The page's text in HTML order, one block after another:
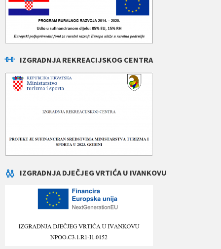
IZGRADNJA REKREACIJSKOG CENTRA
IZGRADNJA DJEČJEG VRTIĆA U IVANKOVU